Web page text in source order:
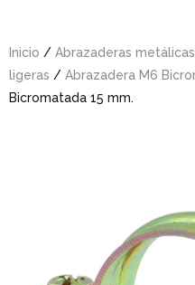
Inicio / Abrazaderas metálicas
ligeras / Abrazadera M6
Bicromatada 15 mm.